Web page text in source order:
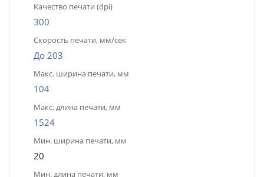
Качество печати (dpi)
300
Скорость печати, мм/сек
До 203
Макс. ширина печати, мм
104
Макс. длина печати, мм
1524
Мин. ширина печати, мм
20
Мин. длина печати, мм